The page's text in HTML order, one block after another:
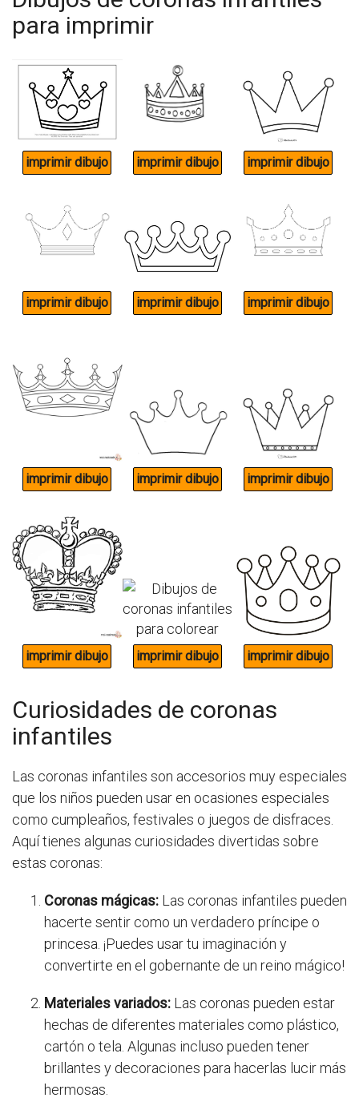
para imprimir
Curiosidades de coronas
infantiles
Las coronas infantiles son accesorios muy especiales
que los niños pueden usar en ocasiones especiales
como cumpleaños, festivales o juegos de disfraces.
Aquí tienes algunas curiosidades divertidas sobre
estas coronas:
Coronas mágicas: Las coronas infantiles pueden
hacerte sentir como un verdadero príncipe o
princesa. ¡Puedes usar tu imaginación y
convertirte en el gobernante de un reino mágico!
Materiales variados: Las coronas pueden estar
hechas de diferentes materiales como plástico,
cartón o tela. Algunas incluso pueden tener
brillantes y decoraciones para hacerlas lucir más
hermosas.